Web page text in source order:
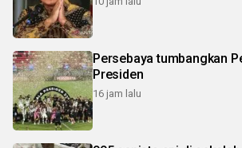
Persebaya tumbangkan
Presiden
16 jam lalu